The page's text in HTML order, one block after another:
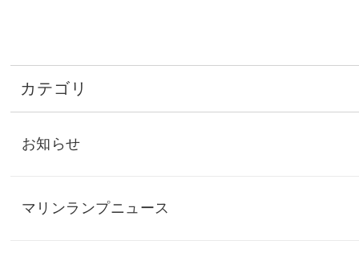
カテゴリ
お知らせ
マリンランプニュース